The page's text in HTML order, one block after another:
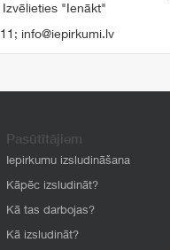
Izvēlieties "Ienākt"
; info@iepirkumi.lv
Pasūtītājiem
Iepirkumu izsludināšana
Kāpēc izsludināt?
Kā tas darbojas?
Kā izsludināt?